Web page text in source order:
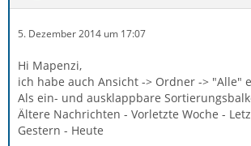
5. Dezember 2014 um 17:07
Hi Mapenzi,
ich habe auch Ansicht -> Ordner -> "Alle"
Als ein- und ausklappbare
Ältere Nachrichten - Vorletzte Woche -
Gestern - Heute